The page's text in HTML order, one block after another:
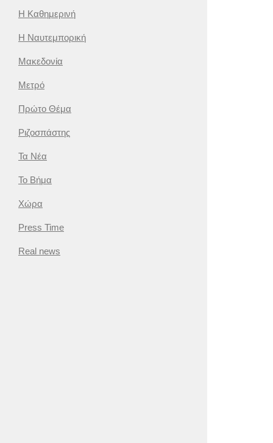
Η Καθημερινή
Η Ναυτεμπορική
Μακεδονία
Μετρό
Πρώτο Θέμα
Ριζοσπάστης
Τα Νέα
Το Βήμα
Χώρα
Press Time
Real news